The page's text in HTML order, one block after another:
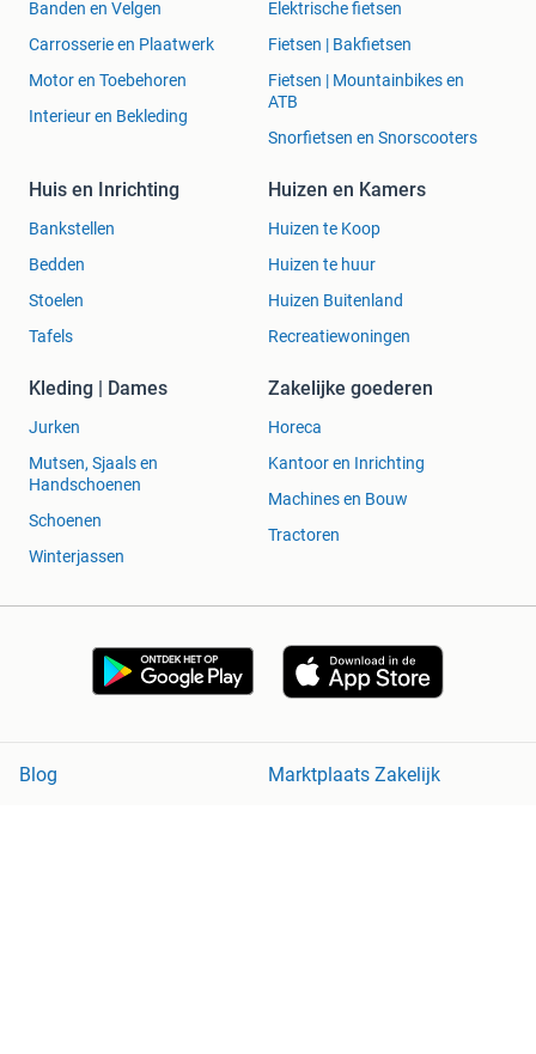
Banden en Velgen
Carrosserie en Plaatwerk
Motor en Toebehoren
Interieur en Bekleding
Elektrische fietsen
Fietsen | Bakfietsen
Fietsen | Mountainbikes en
ATB
Snorfietsen en Snorscooters
Huis en Inrichting
Bankstellen
Bedden
Stoelen
Tafels
Huizen en Kamers
Huizen te Koop
Huizen te huur
Huizen Buitenland
Recreatiewoningen
Kleding | Dames
Jurken
Mutsen, Sjaals en
Handschoenen
Schoenen
Winterjassen
Zakelijke goederen
Horeca
Kantoor en Inrichting
Machines en Bouw
Tractoren
Blog
Marktplaats Zakelijk